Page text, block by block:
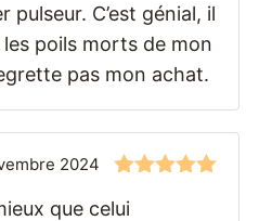
pulseur. C’est génial, il
poils morts de mon
pas mon achat.
2024
que celui